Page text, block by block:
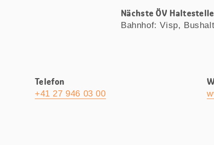
Nächste ÖV Haltestelle
Bahnhof: Visp,
Telefon
+41 27 946 03 00